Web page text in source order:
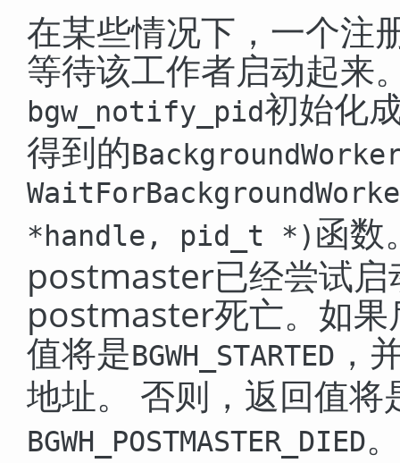
在某些情况下，一个注
等待该工作者启动起来
bgw_notify_pid初始化
得到的
*handle , pid_t *) 函数
postmaster已经尝试启
postmaster死亡。如果
值将是BGWH_STARTED ，
地址。 否则，返回值将
BGWH_POSTMASTER_DIED。